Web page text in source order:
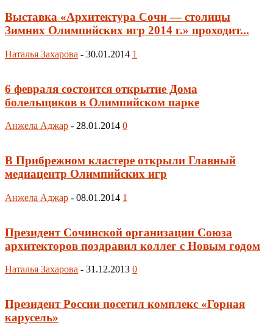
Выставка «Архитектура Сочи — столицы
Зимних Олимпийских игр 2014 г.» проходит...
Наталья Захарова - 30.01.2014 1
6 февраля состоится открытие Дома
болельщиков в Олимпийском парке
Анжела Аджар - 28.01.2014 0
В Прибрежном кластере открыли Главный
медиацентр Олимпийских игр
Анжела Аджар - 08.01.2014 1
Президент Сочинской организации Союза
архитекторов поздравил коллег с Новым годом
Наталья Захарова - 31.12.2013 0
Президент России посетил комплекс «Горная
карусель»